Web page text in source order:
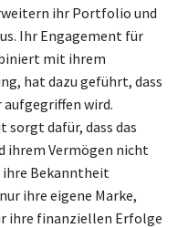
ihr Portfolio und
Ihr Engagement für
mit ihrem
hat dazu geführt, dass
aufgegriffen wird.
dafür, dass das
ihrem Vermögen nicht
ihre Bekanntheit
ihre eigene Marke,
ihre finanziellen Erfolge